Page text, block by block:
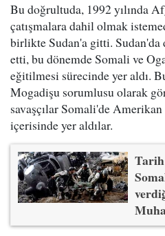
Bu doğrultuda, 1992 yılında
çatışmalara dahil olmak
birlikte Sudan'a gitti.
etti, bu dönemde Somali ve
eğitilmesi sürecinde yer aldı.
Mogadişu sorumlusu olarak
savaşçılar Somali'de
içerisinde yer aldılar.